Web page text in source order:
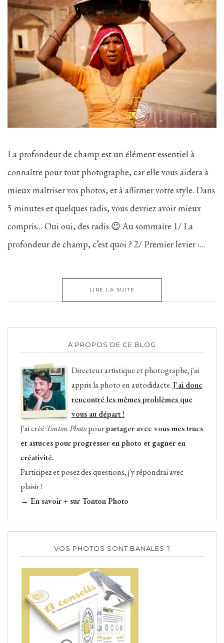
La profondeur de champ est un élément essentiel à
connaître pour tout photographe, car elle vous aidera à
mieux maîtriser vos photos, et à affirmer votre style. Dans
5 minutes et quelques radis, vous devriez avoir mieux
compris… Oui oui, des radis 😉 Au sommaire 1/ La
profondeur de champ, c’est quoi ? 2/ Premier levier :…
LIRE LA SUITE
À PROPOS DE CE BLOG
Directeur artistique et photographe, j'ai
appris la photo en autodidacte.J'ai donc
rencontré les mêmes problèmes que
vous au départ !
J'ai créé Tonton Photopourpartager avec vous mes trucs
et astuces pour progresser en photo et gagner en
créativité.
Participez et posez des questions, j'y répondrai avec
plaisir !
→ En savoir + sur Tonton Photo
VOS PHOTOS SONT BANALES ?